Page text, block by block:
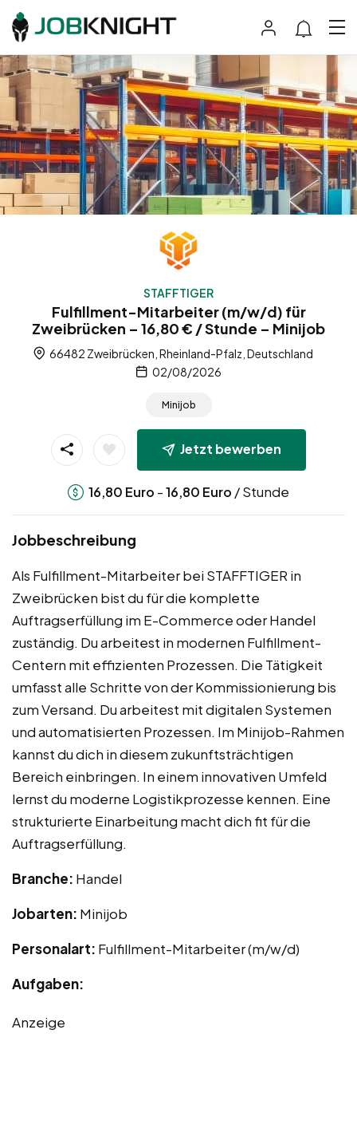
STAFFTIGER
Fulfillment-Mitarbeiter (m/w/d) für
Zweibrücken – 16,80 € / Stunde – Minijob
66482 Zweibrücken, Rheinland-Pfalz, Deutschland
02/08/2026
Minijob
Jetzt bewerben
16,80 Euro -16,80 Euro / Stunde
Jobbeschreibung
Als Fulfillment-Mitarbeiter bei STAFFTIGER in
Zweibrücken bist du für die komplette
Auftragserfüllung im E-Commerce oder Handel
zuständig. Du arbeitest in modernen Fulfillment-
Centern mit effizienten Prozessen. Die Tätigkeit
umfasst alle Schritte von der Kommissionierung bis
zum Versand. Du arbeitest mit digitalen Systemen
und automatisierten Prozessen. Im Minijob-Rahmen
kannst du dich in diesem zukunftsträchtigen
Bereich einbringen. In einem innovativen Umfeld
lernst du moderne Logistikprozesse kennen. Eine
strukturierte Einarbeitung macht dich fit für die
Auftragserfüllung.
Branche: Handel
Jobarten: Minijob
Personalart: Fulfillment-Mitarbeiter (m/w/d)
Aufgaben:
Anzeige